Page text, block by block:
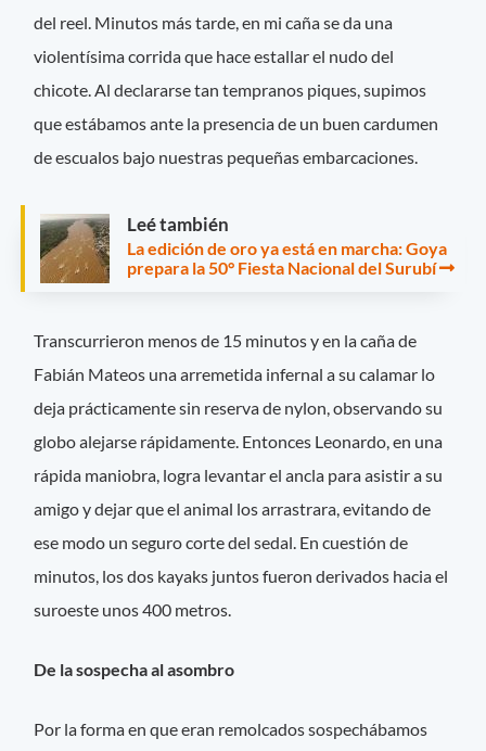
del reel. Minutos más tarde, en mi caña se da una
violentísima corrida que hace estallar el nudo del
chicote. Al declararse tan tempranos piques, supimos
que estábamos ante la presencia de un buen cardumen
de escualos bajo nuestras pequeñas embarcaciones.
Leé también
La edición de oro ya está en marcha: Goya
prepara la 50° Fiesta Nacional del Surubí
Transcurrieron menos de 15 minutos y en la caña de
Fabián Mateos una arremetida infernal a su calamar lo
deja prácticamente sin reserva de nylon, observando su
globo alejarse rápidamente. Entonces Leonardo, en una
rápida maniobra, logra levantar el ancla para asistir a su
amigo y dejar que el animal los arrastrara, evitando de
ese modo un seguro corte del sedal. En cuestión de
minutos, los dos kayaks juntos fueron derivados hacia el
suroeste unos 400 metros.
De la sospecha al asombro
Por la forma en que eran remolcados sospechábamos